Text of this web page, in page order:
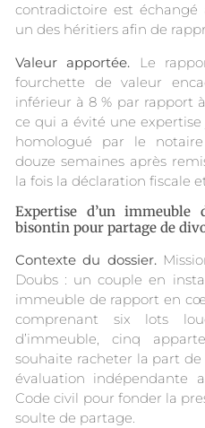
contradictoire est échangé
un des héritiers afin de
Valeur apportée. Le
fourchette de valeur
inférieur à 8 % par rapport
ce qui a évité une
homologué par le
douze semaines après
la fois la déclaration fiscale
Expertise d’un
bisontin pour partage de
Contexte du dossier.
Doubs : un couple en
immeuble de rapport en
comprenant six lots
d’immeuble, cinq
souhaite racheter la part de
évaluation indépendante
Code civil pour fonder la
soulte de partage.